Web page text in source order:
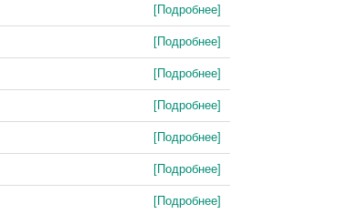
[Подробнее]
[Подробнее]
[Подробнее]
[Подробнее]
[Подробнее]
[Подробнее]
[Подробнее]